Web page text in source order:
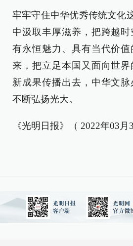
牢牢守住中华优秀传统文化
中汲取丰厚滋养，把跨越
有永恒魅力、具有当代价
来，把立足本国又面向世界
新成果传播出去，中华文
不断弘扬光大。
《光明日报》（ 2022年03月